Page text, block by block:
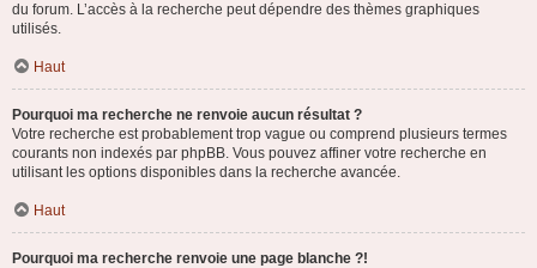
du forum. L’accès à la recherche peut dépendre des thèmes graphiques
utilisés.
Haut
Pourquoi ma recherche ne renvoie aucun résultat ?
Votre recherche est probablement trop vague ou comprend plusieurs termes
courants non indexés par phpBB. Vous pouvez affiner votre recherche en
utilisant les options disponibles dans la recherche avancée.
Haut
Pourquoi ma recherche renvoie une page blanche ?!